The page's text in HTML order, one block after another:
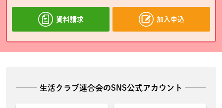
資料請求 加入申込
生活クラブ連合会のSNS公式アカウント